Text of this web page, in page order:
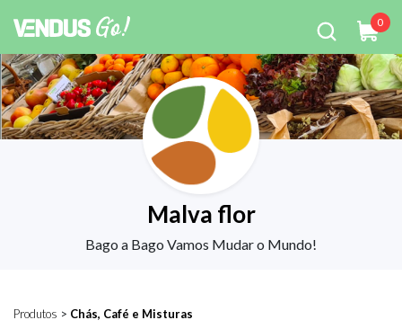
0
Malva flor
Bago a Bago Vamos Mudar o Mundo!
Produtos > Chás, Café e Misturas